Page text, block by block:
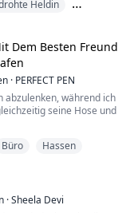
bis ich schließlich
fast nackt. Mein
meine Brüste waren zu
Heldin
Dem Besten Freund
· PERFECT PEN
abzulenken, während ich
seine Hose und
dass er groß war, aber
dich erschreckt?" Er
Büro Hassen
·Sheela Devi